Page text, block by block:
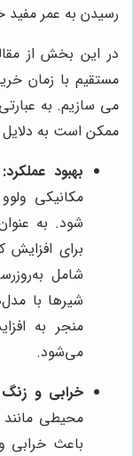
رسیدن به عمر مفید
در این بخش از
مستقیم با زمان
می سازیم. به
ممکن است به دلایل
بهبود عملکرد:
مکانیکی
‌شود. به
برای افزایش
شامل
شیرها با
منجر به
می‌شود.
خرابی و
محیطی مانند
باعث خرابی